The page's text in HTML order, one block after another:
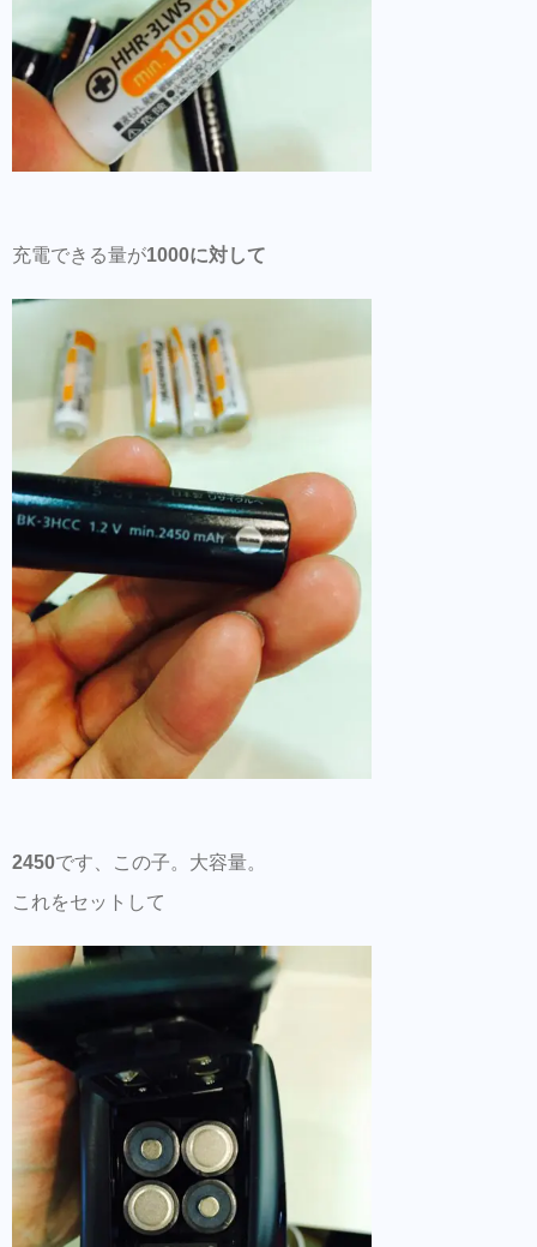
充電できる量が1000に対して
2450です、この子。大容量。
これをセットして